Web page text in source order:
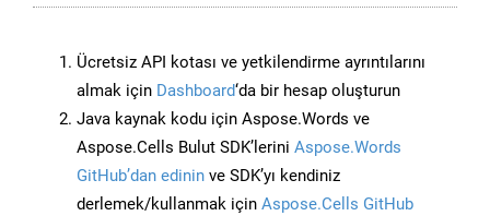
Ücretsiz API kotası ve yetkilendirme ayrıntılarını
almak için Dashboard‘da bir hesap oluşturun
Java kaynak kodu için Aspose.Words ve
Aspose.Cells Bulut SDK’lerini Aspose.Words
GitHub’dan edinin ve SDK’yı kendiniz
derlemek/kullanmak için Aspose.Cells GitHub